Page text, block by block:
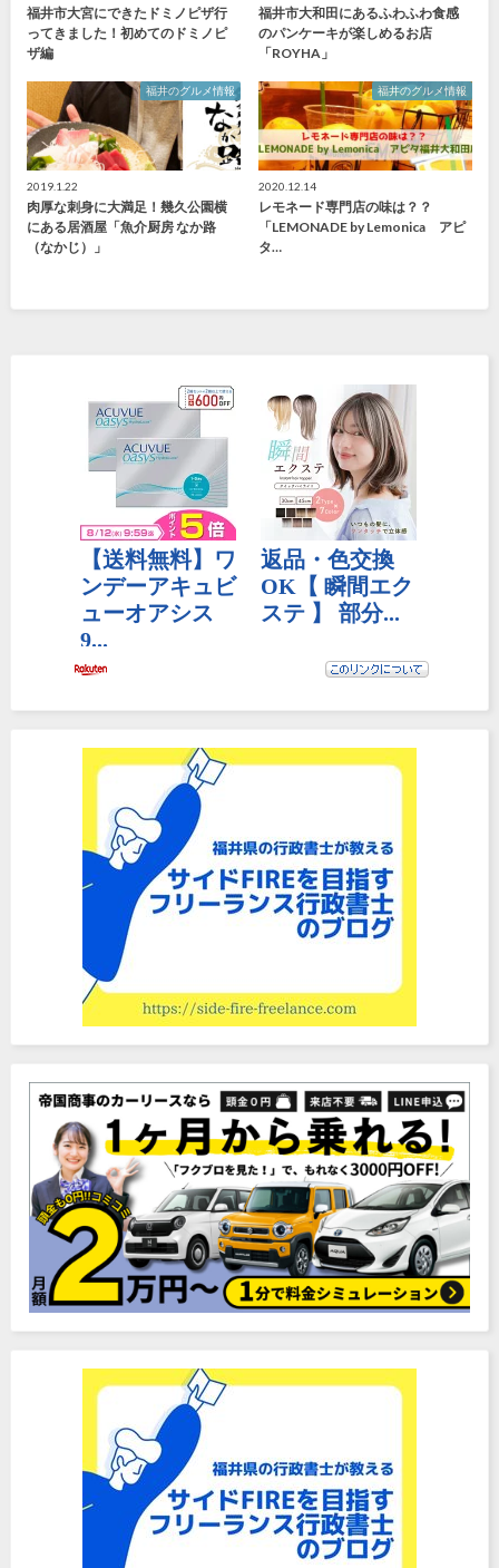
福井市大宮にできたドミノピザ行
ってきました！初めてのドミノピ
ザ編
福井市大和田にあるふわふわ食感
のパンケーキが楽しめるお店
「ROYHA」
福井のグルメ情報
2019.1.22
肉厚な刺身に大満足！幾久公園横
にある居酒屋「魚介厨房 なか路
（なかじ）」
福井のグルメ情報
2020.12.14
レモネード専門店の味は？？
「LEMONADE by Lemonica アピ
タ…